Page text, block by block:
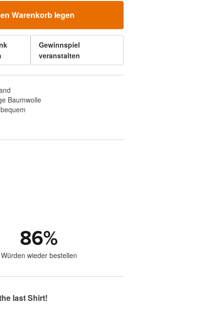
Warenkorb legen
Gewinnspiel
veranstalten
Baumwolle
86%
Würden wieder bestellen
last Shirt!